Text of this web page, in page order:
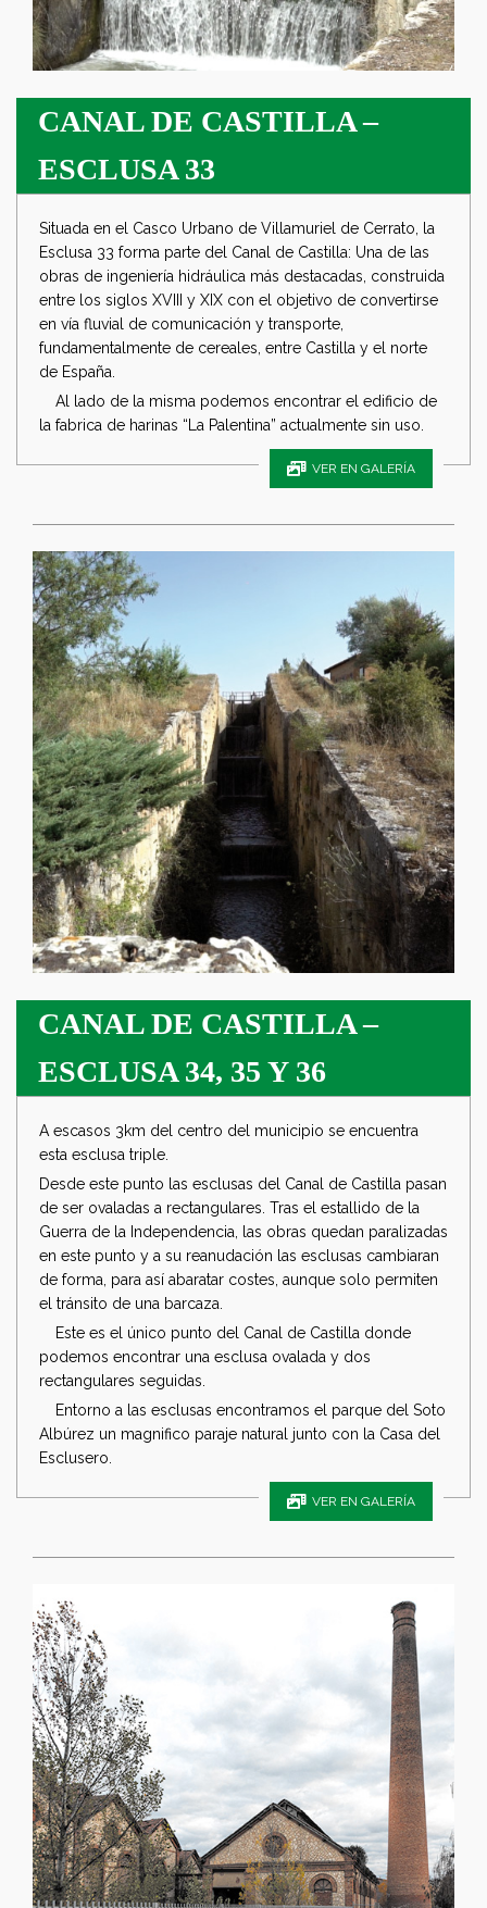
CANAL DE CASTILLA –
ESCLUSA 33
Situada en el Casco Urbano de Villamuriel de Cerrato, la
Esclusa 33 forma parte del Canal de Castilla: Una de las
obras de ingeniería hidráulica más destacadas, construida
entre los siglos XVIII y XIX con el objetivo de convertirse
en vía fluvial de comunicación y transporte,
fundamentalmente de cereales, entre Castilla y el norte
de España.
Al lado de la misma podemos encontrar el edificio de
la fabrica de harinas “La Palentina” actualmente sin uso.
VER EN GALERÍA
CANAL DE CASTILLA –
ESCLUSA 34, 35 Y 36
A escasos 3km del centro del municipio se encuentra
esta esclusa triple.
Desde este punto las esclusas del Canal de Castilla pasan
de ser ovaladas a rectangulares. Tras el estallido de la
Guerra de la Independencia, las obras quedan paralizadas
en este punto y a su reanudación las esclusas cambiaran
de forma, para así abaratar costes, aunque solo permiten
el tránsito de una barcaza.
Este es el único punto del Canal de Castilla donde
podemos encontrar una esclusa ovalada y dos
rectangulares seguidas.
Entorno a las esclusas encontramos el parque del Soto
Albúrez un magnifico paraje natural junto con la Casa del
Esclusero.
VER EN GALERÍA